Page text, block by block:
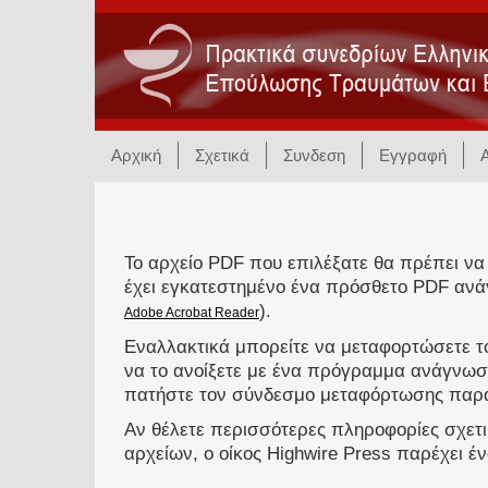
Αρχική Σχετικά Συνδεση Εγγραφή
Το αρχείο PDF που επιλέξατε θα πρέπει
έχει εγκατεστημένο ένα πρόσθετο PDF
Adobe Acrobat Reader).
Εναλλακτικά μπορείτε να μεταφορτώσετε
να το ανοίξετε με ένα πρόγραμμα
πατήστε τον σύνδεσμο μεταφόρτωσης
Αν θέλετε περισσότερες πληροφορίες
αρχείων, ο οίκος Highwire Press παρέχει